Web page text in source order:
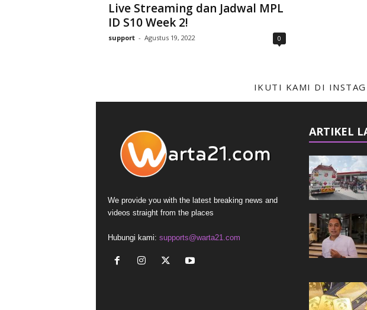
Live Streaming dan Jadwal MPL
ID S10 Week 2!
support - Agustus 19, 2022 0
IKUTI KAMI DI
We provide you with the latest breaking news and
videos straight from the places
Hubungi kami: supports@warta21.com
ARTIKEL